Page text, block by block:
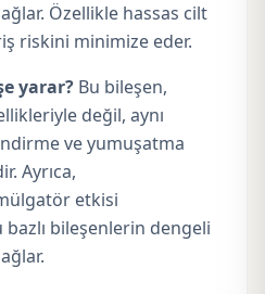
Özellikle hassas cilt
riskini minimize eder.
yarar? Bu bileşen,
değil, aynı
ve yumuşatma
Ayrıca,
etkisi
bileşenlerin dengeli